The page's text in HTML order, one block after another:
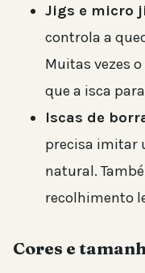
Jigs e micro
controla a
Muitas vezes
que a isca
Iscas de
precisa imitar
natural.
recolhimento
Cores e